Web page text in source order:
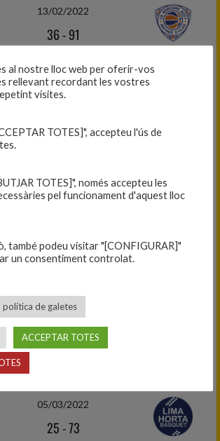
13/02/2022
36-91
Fase - Grup 3
— M. BOET MATARÓ 3 V.
26/02/2022
Cadet Fem. 1r Any - Primera
Fase - Grup 3
46-31
Cadet Fem. 1r Any - Primera
Fase - Grup 3
TERRASSA — C.B. BLANES
05/03/2022
25-73
al nostre lloc web per oferir-vos
rellevant recordant les vostres
visites.
TOTES]", accepteu l'ús de
TOTES]", només accepteu les
pel funcionament d'aquest lloc
també podeu visitar "[CONFIGURAR]"
un consentiment controlat.
política de galetes
ACCEPTAR TOTES